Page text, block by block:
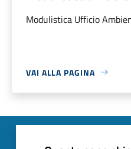
Modulistica Ufficio
VAI ALLA PAGINA